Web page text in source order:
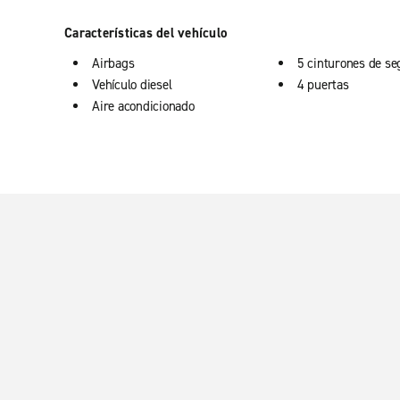
Características del vehículo
Airbags
Vehículo diesel
Aire acondicionado
5 cinturones de
4 puertas